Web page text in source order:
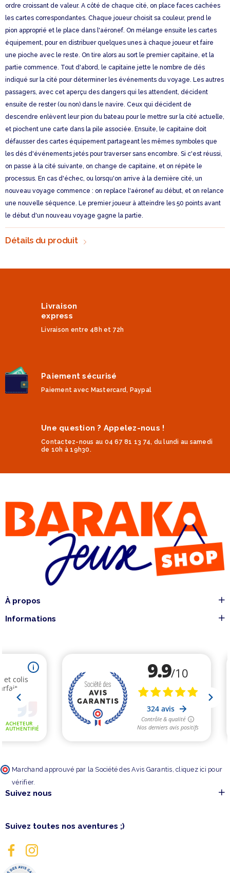
ordre croissant de valeur. A côté de chaque cité, on place faces cachées
les cartes correspondantes. Chaque joueur choisit sa couleur, prend le
pion approprié et le place dans l'aéronef. On mélange ensuite les cartes
équipement, pour en distribuer quelques unes à chaque joueur et faire
une pioche avec le reste. On tire alors au sort le premier capitaine, et la
partie commence. Tout d'abord, le capitaine jette le nombre de dés
indiqué sur la cité pour déterminer les événements du voyage. Les autres
passagers, avec cet aperçu des dangers qui les attendent, décident
ensuite de rester (ou non) dans le navire. Ceux qui décident de
descendre enlèvent leur pion du bateau pour le mettre sur la cité actuelle,
et piochent une carte dans la pile associée. Ensuite, le capitaine doit
défausser des cartes équipement partageant les mêmes symboles que
les dés d'événements jetés pour traverser sans encombre. Si c'est réussi,
on passe à la cité suivante, on change de capitaine, et on répète le
processus. En cas d'échec, ou lorsqu'on arrive à la dernière cité, un
nouveau voyage commence : on replace l'aéronef au début, et on relance
une nouvelle séquence. Le premier joueur à atteindre les 50 points avant
le début d'un nouveau voyage gagne la partie.
Détails du produit
Livraison
express
Livraison entre 48h et 72h
Paiement sécurisé
Paiement avec Mastercard, Paypal
Une question ? Appelez-nous !
Contactez-nous au 04 67 81 13 74, du lundi au samedi
de 10h à 19h30.
À propos
Informations
Marchand approuvé par la Société des Avis Garantis, cliquez ici pour
vérifier.
Suivez nous
Suivez toutes nos aventures ;)